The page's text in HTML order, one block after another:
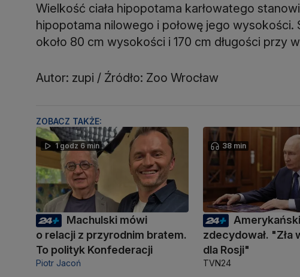
Wielkość ciała hipopotama karłowatego
hipopotama nilowego i połowę jego
około 80 cm wysokości i 170 cm długości przy
Autor: zupi / Źródło: Zoo Wrocław
ZOBACZ TAKŻE:
1 godz 6 min
Machulski mówi
o relacji z przyrodnim bratem.
To polityk Konfederacji
Piotr Jacoń
38 min
zdecydował. "Zła
dla Rosji"
TVN24